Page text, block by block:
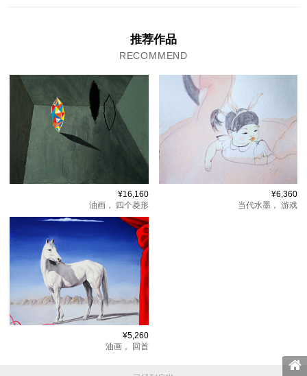
推荐作品
RECOMMEND
¥16,160
油画，
四个菱形
¥6,360
当代水墨， 游戏
¥5,260
油画，
回首